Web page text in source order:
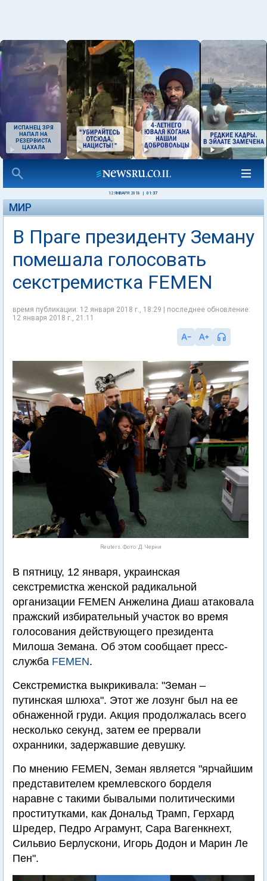
ИСПАНЕЦ ЗРЯ
НАПАЛ НА
РЕЗЕРВИСТА
ЦАХАЛА
12 ЯНВАРЯ 2018 01:37
МИР
В Праге президенту Земану
помешала голосовать
секстремистка FEMEN
время публикации: 12 января 2018 г., 18:29 | последнее обновление:
12 января 2018 г., 21:11
Reuters. Фото: Д. Черни
В пятницу, 12 января, украинская
секстремистка женской радикальной
организации FEMEN Анжелина Диаш атаковала
пражский избирательный участок во время
голосования действующего президента
Милоша Земана. Об этом сообщает пресс-
служба FEMEN.
Секстремистка выкрикивала: "Земан –
путинская шлюха". Этот же лозунг был на ее
обнаженной груди. Акция продолжалась всего
несколько секунд, затем ее прервали
охранники, задержавшие девушку.
По мнению FEMEN, Земан является "ярчайшим
представителем кремлевского борделя
наравне с такими бывалыми политическими
проститутками, как Дональд Трамп, Герхард
Шредер, Педро Аграмунт, Сара Вагенкнехт,
Сильвио Берлускони, Игорь Додон и Марин Ле
Пен".